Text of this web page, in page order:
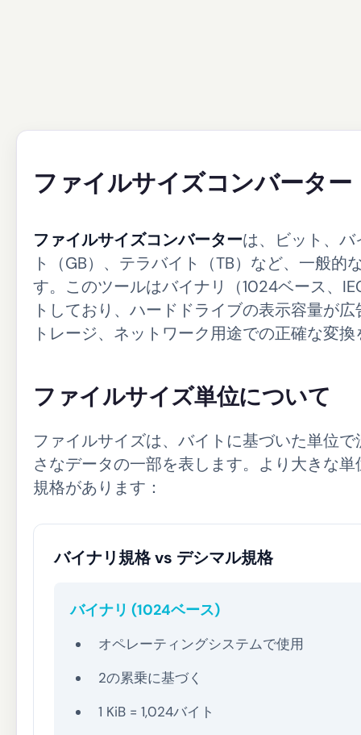
ファイルサイズコンバーター
ファイルサイズコンバーターは、ビット、
ト（GB）、テラバイト（TB）など、一般
す。このツールはバイナリ（1024ベース、
トしており、ハードドライブの表示容量が
トレージ、ネットワーク用途での正確な変
ファイルサイズ単位について
ファイルサイズは、バイトに基づいた単位
さなデータの一部を表します。より大きな
規格があります：
バイナリ規格 vs デシマル規格
バイナリ (1024ベース)
オペレーティングシステムで使用
2の累乗に基づく
1 KiB = 1,024バイト